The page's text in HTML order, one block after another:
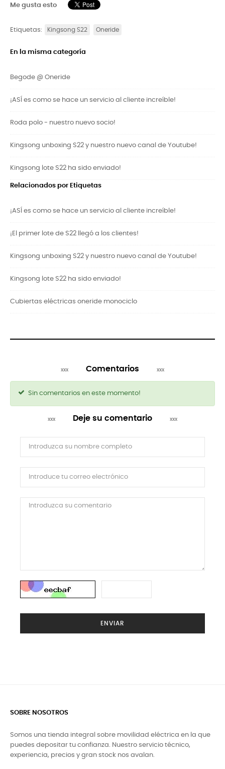
Me gusta esto
Etiquetas: Kingsong S22 Oneride
En la misma categoría
Begode @ Oneride
¡ASÍ es como se hace un servicio al cliente increíble!
Roda polo - nuestro nuevo socio!
Kingsong unboxing S22 y nuestro nuevo canal de Youtube!
Kingsong lote S22 ha sido enviado!
Relacionados por Etiquetas
¡ASÍ es como se hace un servicio al cliente increíble!
¡El primer lote de S22 llegó a los clientes!
Kingsong unboxing S22 y nuestro nuevo canal de Youtube!
Kingsong lote S22 ha sido enviado!
Cubiertas eléctricas oneride monociclo
Comentarios
Sin comentarios en este momento!
Deje su comentario
ENVIAR
SOBRE NOSOTROS
Somos una tienda integral sobre movilidad eléctrica en la que
puedes depositar tu confianza. Nuestro servicio técnico,
experiencia, precios y gran stock nos avalan.